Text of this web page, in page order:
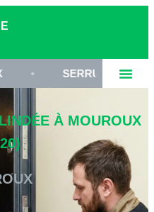
HAUTE
À MOUROUX